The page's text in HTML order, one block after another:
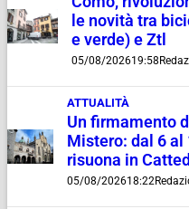
le novità tra
e verde) e Ztl
05/08/202619:58
ATTUALITÀ
Un firmamento
Mistero: dal 6
risuona in
05/08/202618:22